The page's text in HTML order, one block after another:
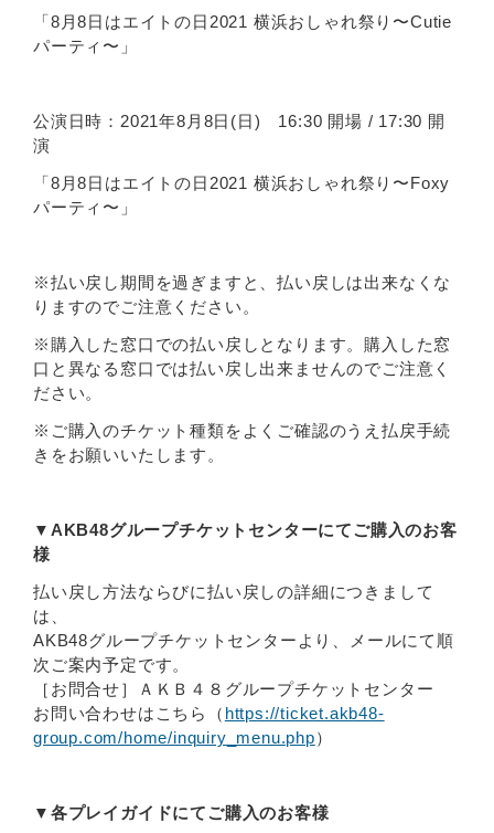
「8月8日はエイトの日2021 横浜おしゃれ祭り〜Cutie
パーティ〜」
公演日時：2021年8月8日(日) 16:30 開場 / 17:30 開
演
「8月8日はエイトの日2021 横浜おしゃれ祭り〜Foxy
パーティ〜」
※払い戻し期間を過ぎますと、払い戻しは出来なくな
りますのでご注意ください。
※購入した窓口での払い戻しとなります。購入した窓
口と異なる窓口では払い戻し出来ませんのでご注意く
ださい。
※ご購入のチケット種類をよくご確認のうえ払戻手続
きをお願いいたします。
▼AKB48グループチケットセンターにてご購入のお客
様
払い戻し方法ならびに払い戻しの詳細につきまして
は、
AKB48グループチケットセンターより、メールにて順
次ご案内予定です。
［お問合せ］ＡＫＢ４８グループチケットセンター
お問い合わせはこちら（ https://ticket.akb48-
group.com/home/inquiry_menu.php）
▼各プレイガイドにてご購入のお客様